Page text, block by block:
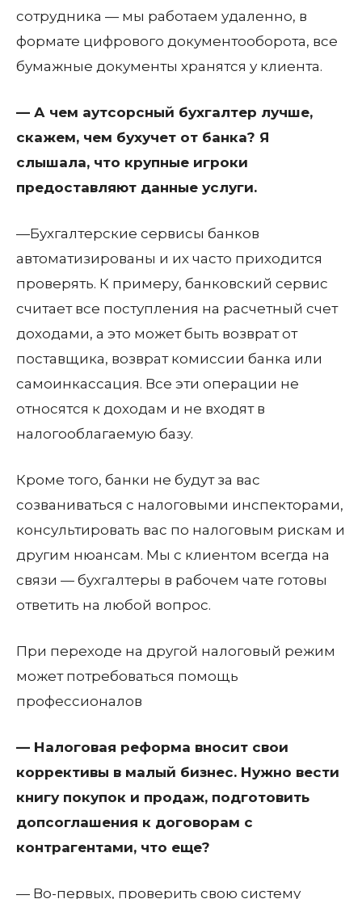
сотрудника — мы работаем удаленно, в
формате цифрового документооборота, все
бумажные документы хранятся у клиента.
— А чем аутсорсный бухгалтер лучше,
скажем, чем бухучет от банка? Я
слышала, что крупные игроки
предоставляют данные услуги.
—Бухгалтерские сервисы банков
автоматизированы и их часто приходится
проверять. К примеру, банковский сервис
считает все поступления на расчетный счет
доходами, а это может быть возврат от
поставщика, возврат комиссии банка или
самоинкассация. Все эти операции не
относятся к доходам и не входят в
налогооблагаемую базу.
Кроме того, банки не будут за вас
созваниваться с налоговыми инспекторами,
консультировать вас по налоговым рискам и
другим нюансам. Мы с клиентом всегда на
связи — бухгалтеры в рабочем чате готовы
ответить на любой вопрос.
При переходе на другой налоговый режим
может потребоваться помощь
профессионалов
— Налоговая реформа вносит свои
коррективы в малый бизнес. Нужно вести
книгу покупок и продаж, подготовить
допсоглашения к договорам с
контрагентами, что еще?
— Во-первых, проверить свою систему